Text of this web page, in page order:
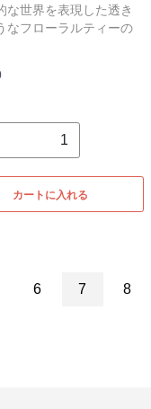
な世界を表現した透き
なフローラルティーの
カートに入れる
6 7 8